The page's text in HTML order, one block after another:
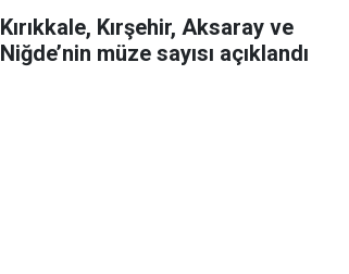
Kırıkkale, Kırşehir, Aksaray ve
Niğde’nin müze sayısı açıklandı